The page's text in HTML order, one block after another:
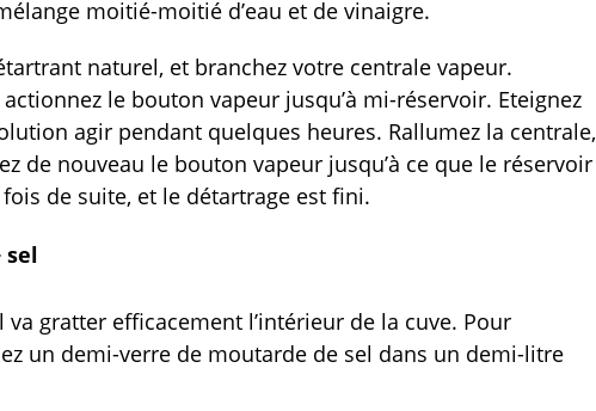
moitié-moitié d’eau et de vinaigre.
naturel, et branchez votre centrale vapeur.
le bouton vapeur jusqu’à mi-réservoir. Eteignez
agir pendant quelques heures. Rallumez la centrale,
de nouveau le bouton vapeur jusqu’à ce que le réservoir
de suite, et le détartrage est fini.
sel
gratter efficacement l’intérieur de la cuve. Pour
un demi-verre de moutarde de sel dans un demi-litre